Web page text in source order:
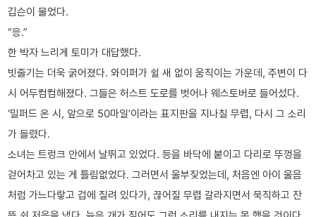
깁슨이 물었다.
“응.”
한 박자 느리게 토미가 대답했다.
빗줄기는 더욱 굵어졌다. 와이퍼가 쉴 새 없이 움직이는 가운데, 주변이 다
시 어두컴컴해졌다. 그들은 허스트 도로를 벗어나 웨스토버로 들어섰다.
‘밀퍼드 온 시, 앞으로 50마일’이라는 표지판을 지나칠 무렵, 다시 그 소리
가 들렸다.
소녀는 트렁크 안에서 날뛰고 있었다. 등을 바닥에 붙이고 다리로 뚜껑을
걷어차고 있는 게 틀림없었다. 그러면서 울부짖었는데, 처음엔 아이 울음
처럼 가느다랗고 겁에 질려 있다가, 끊어질 무렵 갈라지면서 묵직하고 잔